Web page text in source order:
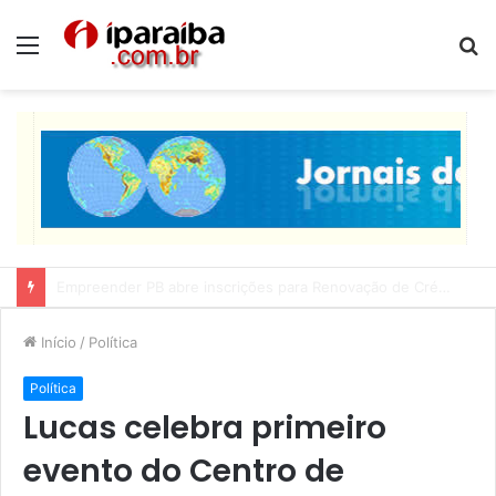
Menu
Início / Política
Política
Lucas celebra primeiro
evento do Centro de